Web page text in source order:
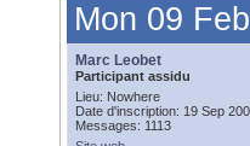
Mon 09
Marc Leobet
Participant assidu
Lieu: Nowhere
Date d'inscription: 19 Sep
Messages: 1113